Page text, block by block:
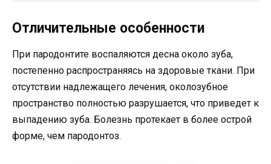
Отличительные особенности
При пародонтите воспаляются десна около зуба,
постепенно распространяясь на здоровые ткани. При
отсутствии надлежащего лечения, околозубное
пространство полностью разрушается, что приведет к
выпадению зуба. Болезнь протекает в более острой
форме, чем пародонтоз.